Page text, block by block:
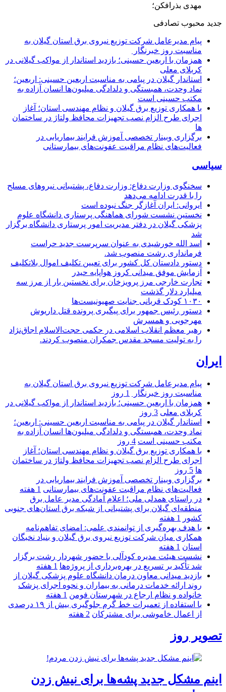
مهدی بذرافکن؛
جدید محبوب تصادفی
پیام مدیرعامل شركت توزیع نیروی برق استان گیلان به
مناسبت روز خبرنگار ‌
همزمان با اربعین حسینی؛ بازدید استاندار از مواکب گیلانی در
کربلای معلی
استاندار گیلان در پیامی به مناسبت اربعین حسینی: اربعین؛
نماد وحدت، همبستگی و دلدادگی میلیون‌ها انسان آزاده به
مکتب حسینی است
با همکاری توزیع برق گیلان و نظام مهندسی استان؛ آغاز
اجرای طرح الزام نصب تجهیزات محافظ ولتاژ در ساختمان
ها
برگزاری وبینار تخصصی آموزش فرایند بیماریابی در
فعالیت‌های نظام مراقبت عفونت‌های بیمارستانی
سیاسی
سخنگوی وزارت دفاع: وزارت دفاع، پشتیبانی نیرو‌های مسلح
را با قدرت ادامه می‌دهد
ایروانی: ایران آغازگر جنگ نبوده است
نخستین نشست شورای هماهنگی پرستاری دانشگاه علوم
پزشکی گیلان در دفتر مدیریت امور پرستاری دانشگاه برگزار
شد
اسد الله خورشیدی به عنوان سرپرست جدید حراست
فرمانداری رشت منصوب شد.
دستور دادستان کل کشور برای تعیین تکلیف اموال بلاتکلیف
آزمایش موفق میدانی کروز هواپایه حیدر
تجارت خارجی مرز پرویزخان برای نخستین بار از مرز سه
میلیارد دلار گذشت
۱۰۳۰ کودک قربانی جنایت صهیونیست‌ها
دستور رئیس جمهور برای پیگیری پرونده قتل داریوش
مهرجویی و همسرش
رهبر معظم انقلاب اسلامی در حکمی حجت‌الاسلام اجاق‌نژاد
را به تولیت مسجد مقدس جمکران منصوب کردند.
ایران
پیام مدیرعامل شركت توزیع نیروی برق استان گیلان به
مناسبت روز خبرنگار ‌
1 روز
همزمان با اربعین حسینی؛ بازدید استاندار از مواکب گیلانی در
کربلای معلی 3 روز
استاندار گیلان در پیامی به مناسبت اربعین حسینی: اربعین؛
نماد وحدت، همبستگی و دلدادگی میلیون‌ها انسان آزاده به
مکتب حسینی است 4 روز
با همکاری توزیع برق گیلان و نظام مهندسی استان؛ آغاز
اجرای طرح الزام نصب تجهیزات محافظ ولتاژ در ساختمان
ها 5 روز
برگزاری وبینار تخصصی آموزش فرایند بیماریابی در
فعالیت‌های نظام مراقبت عفونت‌های بیمارستانی 1 هفته
در راستای همدلی ملی؛ اعلام آمادگی مدیر عامل برق
منطقه‌ای گیلان برای پشتیبانی از شبكه برق استان‌های جنوبی
كشور
1 هفته
با هدف بهره‌گیری از توانمندی علمی: امضای تفاهم‌نامه
همكاری میان شركت توزیع نیروی برق گیلان و بنیاد نخبگان
استان 1 هفته
نشست هیئت مدیره کودآلی با حضور شهردار رشت برگزار
شد تأکید بر تسریع در بهره‌برداری از پروژه‌ها 1 هفته
بازدید میدانی معاون درمان دانشگاه علوم پزشکی گیلان از
روند ارائه خدمات درمانی به بیماران و نحوه اجرای پزشک
خانواده و نظام ارجاع در شهرستان فومن 1 هفته
با استفاده از تعمیرات خط گرم جلوگیری بیش از ۱۹ درصدی
از اعمال خاموشی برای مشتركان 2 هفته
تصویر روز
اینم مشکل جدید پشه‌ها برای نیش زدن